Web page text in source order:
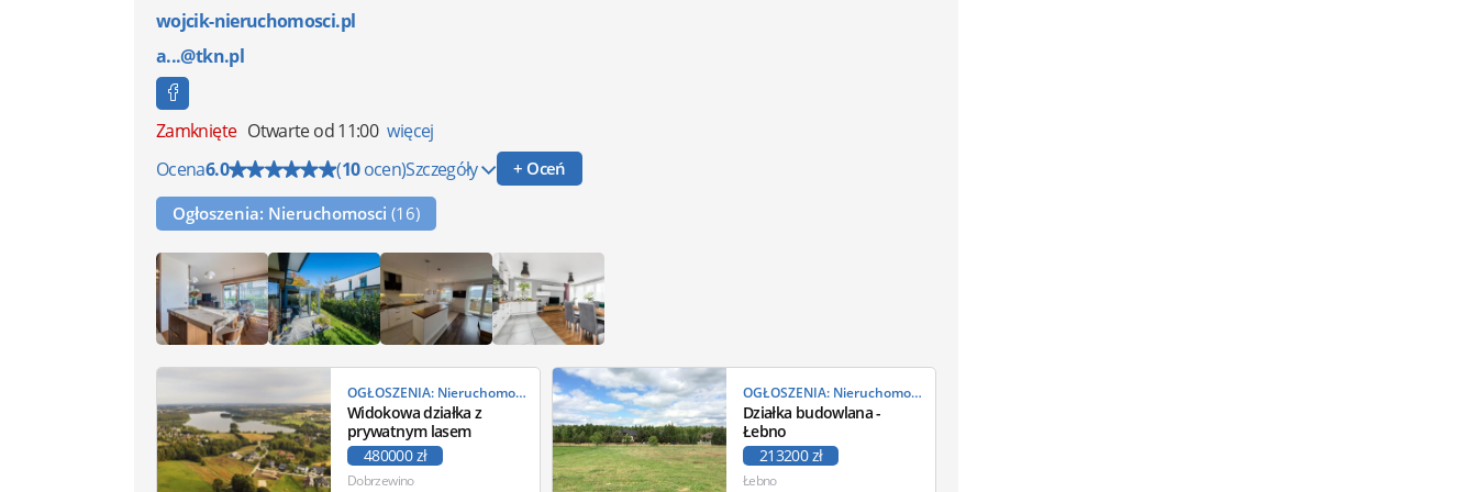
wojcik-nieruchomosci.pl
a...@tkn.pl
Zamknięte Otwarte od 11:00 więcej
Ocena6.0 (10ocen)Szczegóły + Oceń
Ogłoszenia: Nieruchomosci (16)
OGŁOSZENIA: Nieruchomości
Widokowa działka z
prywatnym lasem
480000 zł
Dobrzewino
OGŁOSZENIA: Nieruchomości
Działka budowlana -
Łebno
213200 zł
Łebno